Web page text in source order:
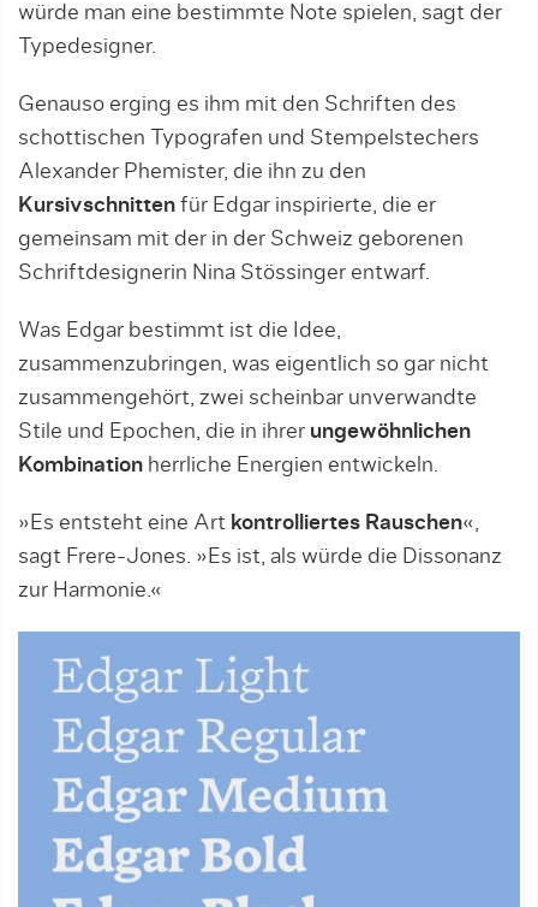
würde man eine bestimmte Note spielen, sagt der
Typedesigner.
Genauso erging es ihm mit den Schriften des
schottischen Typografen und Stempelstechers
Alexander Phemister, die ihn zu den
Kursivschnitten für Edgar inspirierte, die er
gemeinsam mit der in der Schweiz geborenen
Schriftdesignerin Nina Stössinger entwarf.
Was Edgar bestimmt ist die Idee,
zusammenzubringen, was eigentlich so gar nicht
zusammengehört, zwei scheinbar unverwandte
Stile und Epochen, die in ihrer ungewöhnlichen
Kombination herrliche Energien entwickeln.
»Es entsteht eine Art kontrolliertes Rauschen«,
sagt Frere-Jones. »Es ist, als würde die Dissonanz
zur Harmonie.«